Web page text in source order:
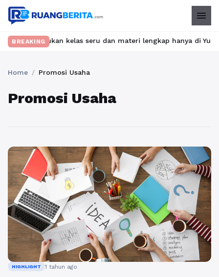
menu
BREAKING
Temukan kelas seru dan materi lengkap hanya di
Home / Promosi Usaha
Promosi Usaha
HIGHLIGHT 1 tahun ago